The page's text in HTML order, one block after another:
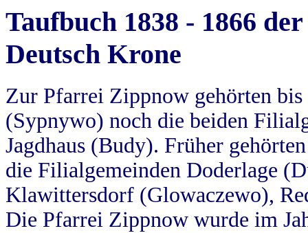
Taufbuch 1838 - 1866
Deutsch Krone
Zur Pfarrei Zippnow gehörten
(Sypnywo) noch die beiden
Jagdhaus (Budy). Früher
die Filialgemeinden Doderlage
Klawittersdorf (Glowaczewo),
Die Pfarrei Zippnow wurde im